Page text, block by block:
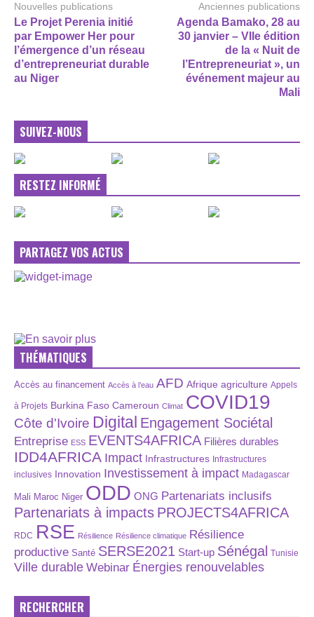
Nouvelles publications
Le Projet Perenia initié
par Empower Her pour
l’émergence d’un réseau
d’entrepreneuriat durable
au Niger
Anciennes publications
Agenda Bamako, 28 au
30 janvier – VIIe édition
de la « Nuit de
l’Entrepreneuriat », un
événement majeur au
Mali
SUIVEZ-NOUS
RESTEZ INFORMÉ
PARTAGEZ VOS ACTUS
THÉMATIQUES
Accès au financement Accès à l’eau AFD Afrique agriculture Appels
à Projets Burkina Faso Cameroun Climat COVID19
Côte d'Ivoire Digital Engagement Sociétal
Entreprise ESS EVENTS4AFRICA Filières durables
IDD4AFRICA Impact Infrastructures Infrastructures
inclusives Innovation Investissement à impact Madagascar
Mali Maroc Niger ODD ONG Partenariats inclusifs
Partenariats à impacts PROJECTS4AFRICA
RDC RSE Résilience Résilience climatique Résilience
productive Santé SERSE2021 Start-up Sénégal Tunisie
Ville durable Webinar Énergies renouvelables
RECHERCHER